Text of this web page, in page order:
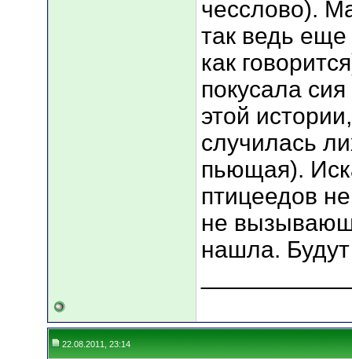
чесслово).
так ведь
как
покусала
этой
случилась
пьющая).
птицеедов
не
нашла.
22.08.2011, 23:14